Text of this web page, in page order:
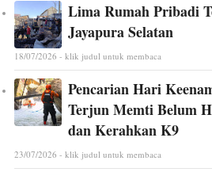
Lima Rumah Pribadi
Jayapura Selatan
18/07/2026 - klik judul untuk membaca
Pencarian Hari
Terjun Memti Belum
dan Kerahkan K9
23/07/2026 - klik judul untuk membaca